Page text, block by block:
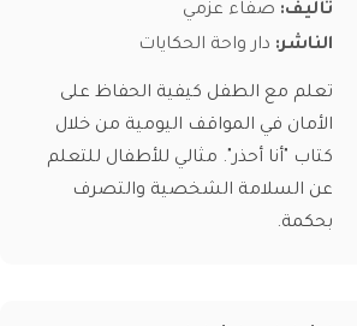
تأليف: صفاء عزمي
الناشر: دار واحة الحكايات
تعلم مع الطفل كيفية الحفاظ على
الأمان في المواقف اليومية من خلال
كتاب "أنا أحذر". مثالي للأطفال للتعلم
عن السلامة الشخصية والتصرف
بحكمة.